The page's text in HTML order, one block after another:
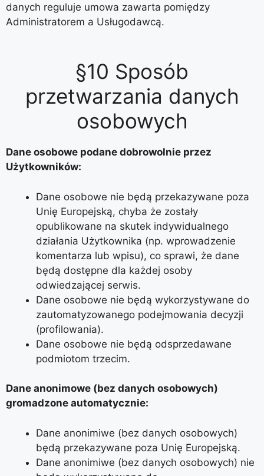
danych reguluje umowa zawarta pomiędzy
Administratorem a Usługodawcą.
§10 Sposób
przetwarzania danych
osobowych
Dane osobowe podane dobrowolnie przez
Użytkowników:
Dane osobowe nie będą przekazywane poza
Unię Europejską, chyba że zostały
opublikowane na skutek indywidualnego
działania Użytkownika (np. wprowadzenie
komentarza lub wpisu), co sprawi, że dane
będą dostępne dla każdej osoby
odwiedzającej serwis.
Dane osobowe nie będą wykorzystywane do
zautomatyzowanego podejmowania decyzji
(profilowania).
Dane osobowe nie będą odsprzedawane
podmiotom trzecim.
Dane anonimowe (bez danych osobowych)
gromadzone automatycznie:
Dane anonimiwe (bez danych osobowych)
będą przekazywane poza Unię Europejską.
Dane anonimiwe (bez danych osobowych) nie